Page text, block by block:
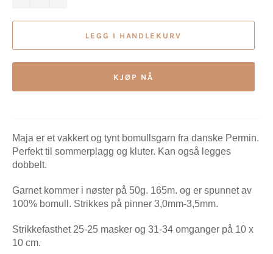
LEGG I HANDLEKURV
KJØP NÅ
Maja er et vakkert og tynt bomullsgarn fra danske Permin.
Perfekt til sommerplagg og kluter. Kan også legges
dobbelt.
Garnet kommer i nøster på 50g. 165m. og er spunnet av
100% bomull. Strikkes på pinner 3,0mm-3,5mm.
Strikkefasthet 25-25 masker og 31-34 omganger på 10 x
10 cm.